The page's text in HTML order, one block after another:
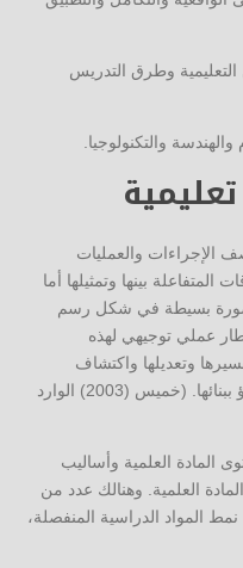
التعليمية وطرق التدريس
الإجراءات والعمليات
المتفاعلة بينها وتمثيلها أما
بسيطة في شكل رسم
عملي توجيهي لهذه
وتعديلها واكتشاف
العلاقات والمعلومات الجديدة فيها والتنبؤ ببنائها. (خميس (2003) الوارد
المادة العلمية وأساليب
العلمية. وهنالك عدد من
نمط المواد الدراسية المنفصلة،